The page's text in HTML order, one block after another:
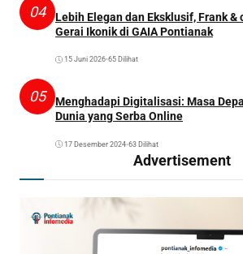
04
Lebih Elegan dan Eksklusif, Frank &
Gerai Ikonik di GAIA Pontianak
15 Juni 2026•65 Dilihat
05
Menghadapi Digitalisasi: Masa
Dunia yang Serba Online
17 Desember 2024•63 Dilihat
Advertisement